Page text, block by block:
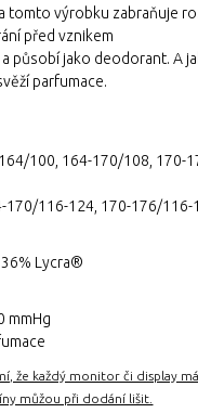
tomto výrobku zabraňuje
před vznikem
působí jako deodorant. A
parfumace.
100, 164-170/108, 170-
170/116-124, 170-176/
Lycra®
mmHg
že každý monitor či display
můžou při dodání lišit.